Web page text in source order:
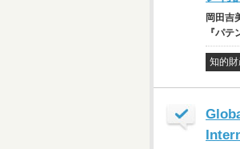
岡田吉
『パ
知的